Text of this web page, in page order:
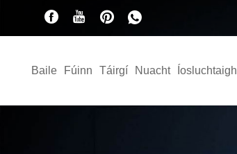
Baile Fúinn Táirgí Nuacht Íosluchtaigh